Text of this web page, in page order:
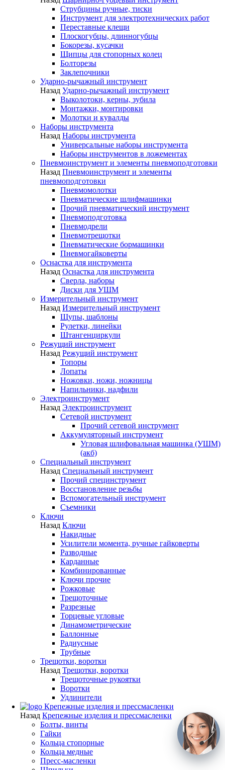
Струбцины ручные, тиски
Инструмент для электротехнических работ
Переставные клещи
Плоскогубцы, длинногубцы
Бокорезы, кусачки
Щипцы для стопорных колец
Болторезы
Заклепочники
Ударно-рычажный инструмент
Назад Ударно-рычажный инструмент
Выколотоки, керны, зубила
Монтажки, монтировки
Молотки и кувалды
Наборы инструмента
Назад Наборы инструмента
Универсальные наборы инструмента
Наборы инструментов в ложементах
Пневмоинструмент и элементы пневмоподготовки
Назад Пневмоинструмент и элементы
пневмоподготовки
Пневмомолотки
Пневматические шлифмашинки
Прочий пневматический инструмент
Пневмоподготовка
Пневмодрели
Пневмотрещотки
Пневматические бормашинки
Пневмогайковерты
Оснастка для инструмента
Назад Оснастка для инструмента
Сверла, наборы
Диски для УШМ
Измерительный инструмент
Назад Измерительный инструмент
Щупы, шаблоны
Рулетки, линейки
Штангенциркули
Режущий инструмент
Назад Режущий инструмент
Топоры
Лопаты
Ножовки, ножи, ножницы
Напильники, надфили
Электроинструмент
Назад Электроинструмент
Сетевой инструмент
Прочий сетевой инструмент
Аккумуляторный инструмент
Угловая шлифовальная машинка (УШМ)
(акб)
Специальный инструмент
Назад Специальный инструмент
Прочий специнструмент
Восстановление резьбы
Вспомогательный инструмент
Съемники
Ключи
Назад Ключи
Накидные
Усилители момента, ручные гайковерты
Разводные
Карданные
Комбинированные
Ключи прочие
Рожковые
Трещоточные
Разрезные
Торцевые угловые
Динамометрические
Баллонные
Радиусные
Трубные
Трещотки, воротки
Назад Трещотки, воротки
Трещоточные рукоятки
Воротки
Удлинители
Крепежные изделия и прессмасленки
Назад Крепежные изделия и прессмасленки
Болты, винты
Гайки
Кольца стопорные
Кольца медные
Пресс-масленки